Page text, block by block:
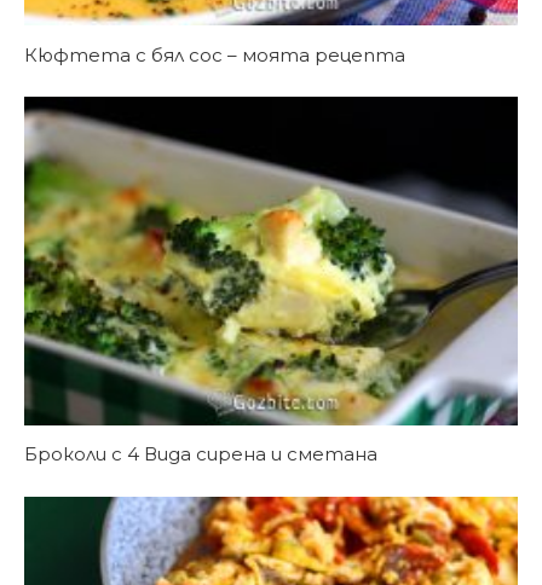
Кюфтета с бял сос – моята рецепта
Броколи с 4 Вида сирена и сметана